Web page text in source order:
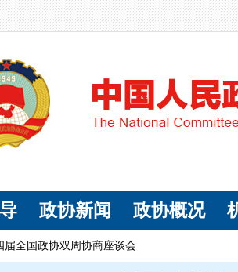
政协新闻 政协概况
届全国政协双周协商座谈会